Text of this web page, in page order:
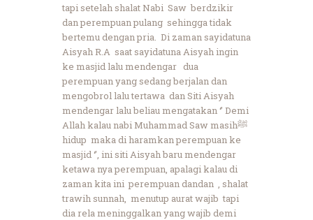
tapi setelah shalat Nabi Saw berdzikir
dan perempuan pulang sehingga tidak
bertemu dengan pria. Di zaman sayidatuna
Aisyah R.A saat sayidatuna Aisyah ingin
ke masjid lalu mendengar dua
perempuan yang sedang berjalan dan
mengobrol lalu tertawa dan Siti Aisyah
mendengar lalu beliau mengatakan ‘’ Demi
Allah kalau nabi Muhammad
ﷺSaw masih
hidup maka di haramkan perempuan ke
masjid ‘’, ini siti Aisyah baru mendengar
ketawa nya perempuan, apalagi kalau di
zaman kita ini perempuan dandan , shalat
trawih sunnah, menutup aurat wajib tapi
dia rela meninggalkan yang wajib demi